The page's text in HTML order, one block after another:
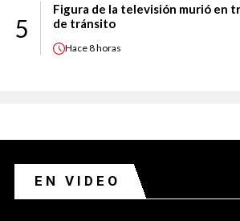
5
Figura de la televisión murió en
de tránsito
Hace8 horas
EN VIDEO